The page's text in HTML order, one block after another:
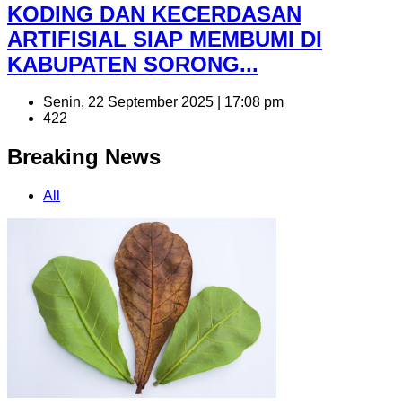
KODING DAN KECERDASAN
ARTIFISIAL SIAP MEMBUMI DI
KABUPATEN SORONG...
Senin, 22 September 2025 | 17:08 pm
422
Breaking News
All